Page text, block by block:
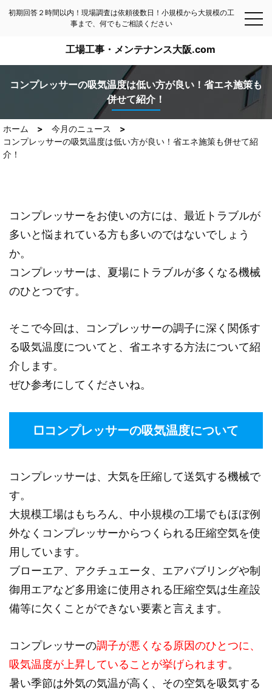
初期回答２時間以内！現場調査は依頼後数日！小規模から大規模の工
事まで、何でもご相談ください
工場工事・メンテナンス大阪.com
コンプレッサーの吸気温度は低い方が良い！省エネ施策も
併せて紹介！
ホーム
今月のニュース
コンプレッサーの吸気温度は低い方が良い！省エネ施策も併せて紹
介！
コンプレッサーをお使いの方には、最近トラブルが
多いと悩まれている方も多いのではないでしょう
か。
コンプレッサーは、夏場にトラブルが多くなる機械
のひとつです。
そこで今回は、コンプレッサーの調子に深く関係す
る吸気温度についてと、省エネする方法について紹
介します。
ぜひ参考にしてくださいね。
□コンプレッサーの吸気温度について
コンプレッサーは、大気を圧縮して送気する機械で
す。
大規模工場はもちろん、中小規模の工場でもほぼ例
外なくコンプレッサーからつくられる圧縮空気を使
用しています。
ブローエア、アクチュエータ、エアバブリングや制
御用エアなど多用途に使用される圧縮空気は生産設
備等に欠くことができない要素と言えます。
コンプレッサーの調子が悪くなる原因のひとつに、
吸気温度が上昇していることが挙げられます。
暑い季節は外気の気温が高く、その空気を吸気する